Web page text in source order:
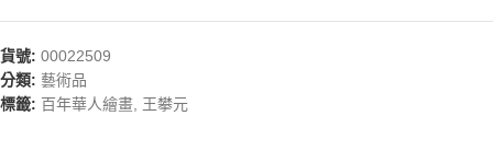
貨號: 00022509
分類: 藝術品
標籤: 百年華人繪畫 王攀元